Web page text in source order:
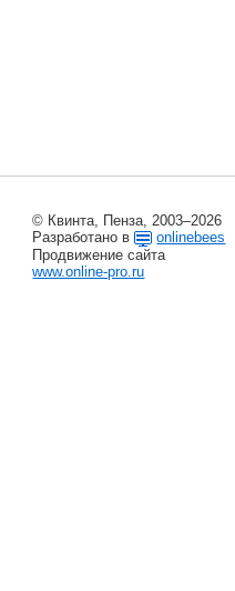
© Квинта, Пенза, 2003–2026
Разработано в
onlinebees
Продвижение сайта
www.online-pro.ru